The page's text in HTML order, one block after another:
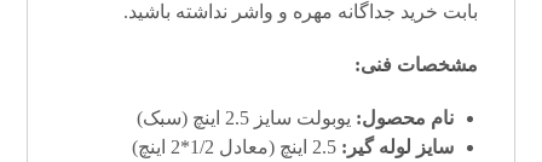
بابت خرید جداگانه مهره و واشر نداشته باشید.
مشخصات فنی:
نام محصول: یوبولت سایز 2.5 اینچ (سبک)
سایز لوله گیر: 2.5 اینچ (معادل 1/2*2 اینچ)